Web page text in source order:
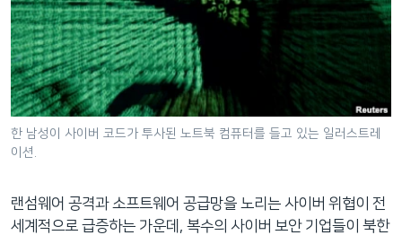
네
비
게
이
션
으
로
동
한 남성이 사이버 코드가 투사된 노트북 컴퓨터를 들고 있는 일러스트레
이션.
랜섬웨어 공격과 소프트웨어 공급망을 노리는 사이버 위협이 전
세계적으로 급증하는 가운데, 복수의 사이버 보안 기업들이 북한